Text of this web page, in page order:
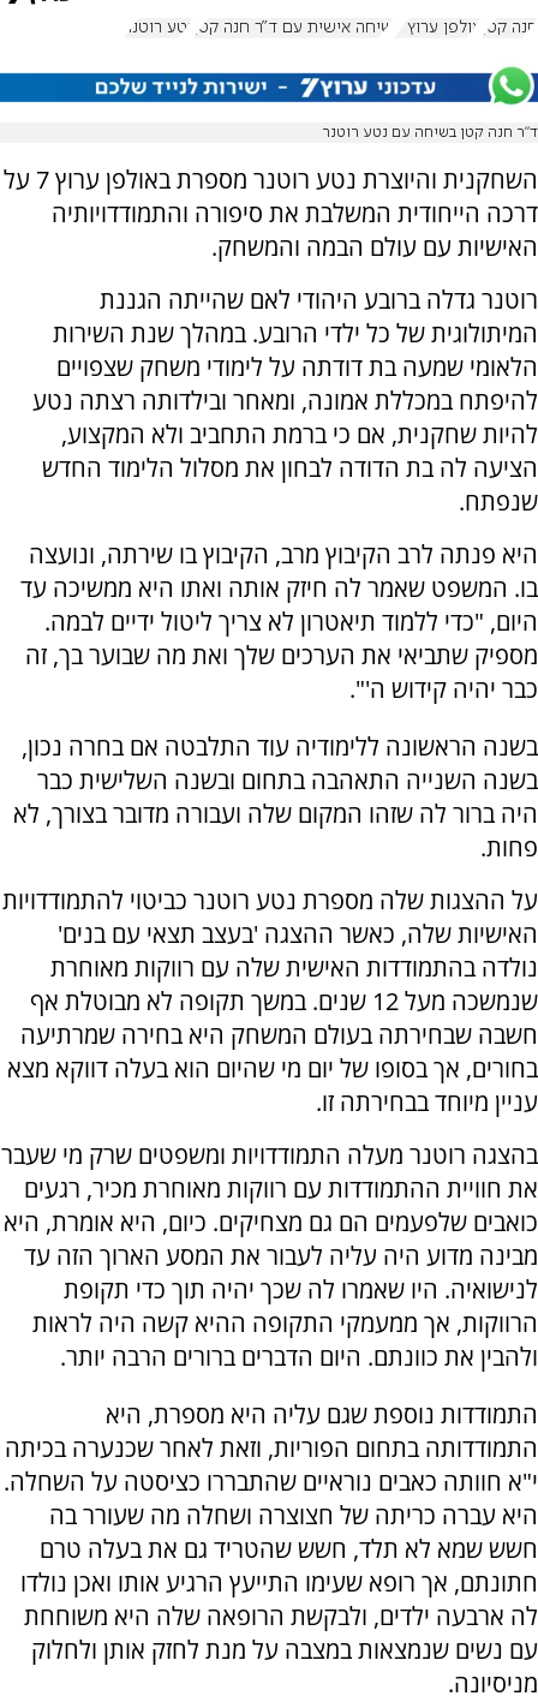
חנה קטן אולפן ערוץ 7 שיחה אישית עם ד"ר חנה קטן נטע רוטנר
ד”ר חנה קטן בשיחה עם נטע רוטנר
השחקנית והיוצרת נטע רוטנר מספרת באולפן ערוץ 7 על
דרכה הייחודית המשלבת את סיפורה והתמודדויותיה
האישיות עם עולם הבמה והמשחק.
רוטנר גדלה ברובע היהודי לאם שהייתה הגננת
המיתולוגית של כל ילדי הרובע. במהלך שנת השירות
הלאומי שמעה בת דודתה על לימודי משחק שצפויים
להיפתח במכללת אמונה, ומאחר ובילדותה רצתה נטע
להיות שחקנית, אם כי ברמת התחביב ולא המקצוע,
הציעה לה בת הדודה לבחון את מסלול הלימוד החדש
שנפתח.
היא פנתה לרב הקיבוץ מרב, הקיבוץ בו שירתה, ונועצה
בו. המשפט שאמר לה חיזק אותה ואתו היא ממשיכה עד
היום, "כדי ללמוד תיאטרון לא צריך ליטול ידיים לבמה.
מספיק שתביאי את הערכים שלך ואת מה שבוער בך, זה
כבר יהיה קידוש ה'".
בשנה הראשונה ללימודיה עוד התלבטה אם בחרה נכון,
בשנה השנייה התאהבה בתחום ובשנה השלישית כבר
היה ברור לה שזהו המקום שלה ועבורה מדובר בצורך, לא
פחות.
על ההצגות שלה מספרת נטע רוטנר כביטוי להתמודדויות
האישיות שלה, כאשר ההצגה 'בעצב תצאי עם בנים'
נולדה בהתמודדות האישית שלה עם רווקות מאוחרת
שנמשכה מעל 12 שנים. במשך תקופה לא מבוטלת אף
חשבה שבחירתה בעולם המשחק היא בחירה שמרתיעה
בחורים, אך בסופו של יום מי שהיום הוא בעלה דווקא מצא
עניין מיוחד בבחירתה זו.
בהצגה רוטנר מעלה התמודדויות ומשפטים שרק מי שעבר
את חוויית ההתמודדות עם רווקות מאוחרת מכיר, רגעים
כואבים שלפעמים הם גם מצחיקים. כיום, היא אומרת, היא
מבינה מדוע היה עליה לעבור את המסע הארוך הזה עד
לנישואיה. היו שאמרו לה שכך יהיה תוך כדי תקופת
הרווקות, אך ממעמקי התקופה ההיא קשה היה לראות
ולהבין את כוונתם. היום הדברים ברורים הרבה יותר.
התמודדות נוספת שגם עליה היא מספרת, היא
התמודדותה בתחום הפוריות, וזאת לאחר שכנערה בכיתה
י"א חוותה כאבים נוראיים שהתבררו כציסטה על השחלה.
היא עברה כריתה של חצוצרה ושחלה מה שעורר בה
חשש שמא לא תלד, חשש שהטריד גם את בעלה טרם
חתונתם, אך רופא שעימו התייעץ הרגיע אותו ואכן נולדו
לה ארבעה ילדים, ולבקשת הרופאה שלה היא משוחחת
עם נשים שנמצאות במצבה על מנת לחזק אותן ולחלוק
מניסיונה.